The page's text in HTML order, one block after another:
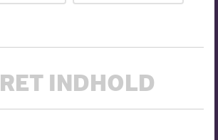
INDHOLD